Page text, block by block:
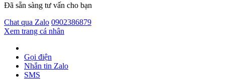
Đã sẵn sàng tư vấn cho bạn
Chat qua Zalo 0902386879
Xem trang cá nhân
Gọi điện
Nhắn tin Zalo
SMS